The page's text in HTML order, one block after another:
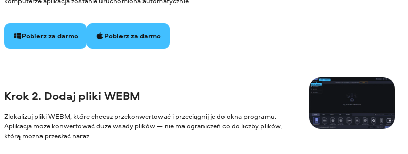
Pobierz za darmo Pobierz za darmo
Krok 2. Dodaj pliki WEBM
Zlokalizuj pliki WEBM, które chcesz przekonwertować i przeciągnij je do okna programu.
Aplikacja może konwertować duże wsady plików — nie ma ograniczeń co do liczby plików,
którą można przesłać naraz.